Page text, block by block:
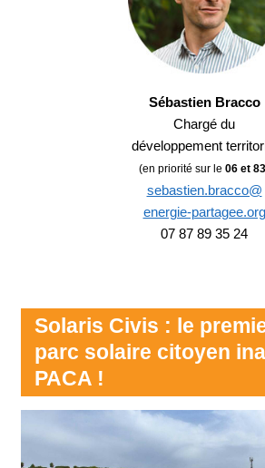
Sébastien Bracco
Chargé du
développement
(en priorité sur le 06 et 83
sebastien.bracco@
energie-partagee.org
07 87 89 35 24
Solaris Civis : le
parc solaire citoyen
PACA !